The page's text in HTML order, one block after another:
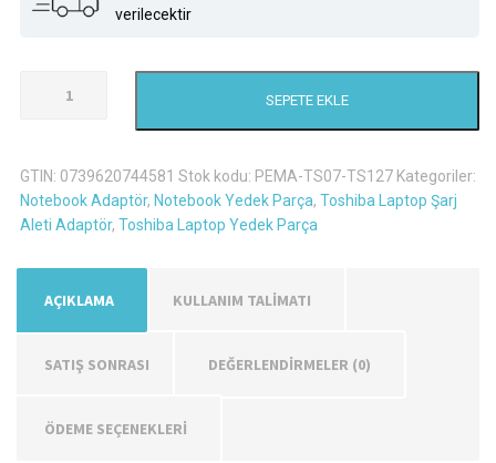
verilecektir
Adaptör
adet
SEPETE EKLE
GTIN: 0739620744581 Stok kodu: PEMA-TS07-TS127 Kategoriler:
Notebook Adaptör, Notebook Yedek Parça, Toshiba Laptop Şarj
Aleti Adaptör, Toshiba Laptop Yedek Parça
AÇIKLAMA KULLANIM TALİMATI
SATIŞ SONRASI DEĞERLENDIRMELER (0)
ÖDEME SEÇENEKLERİ